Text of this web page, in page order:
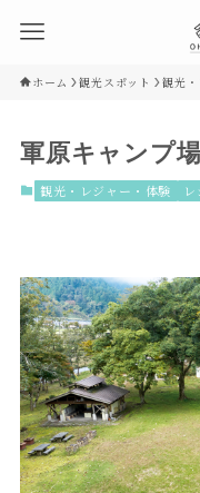
ホーム 観光スポット 観光
軍原キャンプ
観光・レジャー・体験